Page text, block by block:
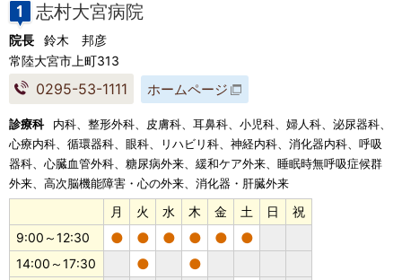
志村大宮病院
院長
鈴木 邦彦
常陸大宮市上町313
0295-53-1111 ホームページ
診療科
内科、整形外科、皮膚科、耳鼻科、小児科、婦人科、泌尿器科、
心療内科、循環器科、眼科、リハビリ科、神経内科、消化器内科、呼吸
器科、心臓血管外科、糖尿病外来、緩和ケア外来、睡眠時無呼吸症候群
外来、高次脳機能障害・心の外来、消化器・肝臓外来
月 火 水 木 金 土 日
祝
9:00～12:30
● ● ● ● ● ●
14:00～17:30 ● ●